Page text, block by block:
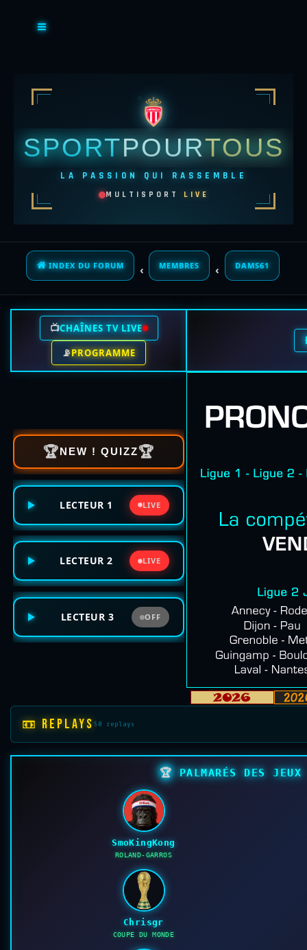
SPORTPOURTOUS
LA PASSION QUI RASSEMBLE
MULTISPORT LIVE
INDEX DU FORUM MEMBRES DAMS61
📺CHAÎNES TV LIVE
📡PROGRAMME
🏆NEW ! QUIZZ🏆
LECTEUR 1 LIVE
LECTEUR 2 LIVE
LECTEUR 3 OFF
📼 REPLAYS 50 replays
🏆 PALMARÉS DES
SmoKingKong
ROLAND-GARROS
Chrisgr
COUPE DU MONDE